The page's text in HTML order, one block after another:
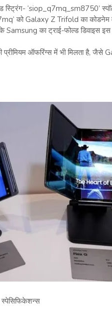
‘siop_q7mq_sm8750’
को Galaxy Z Trifold का कोडनेम
Samsung का ट्राई-फोल्ड डिवाइस
ऑफरिंग्स में भी मिलता है, जैसे